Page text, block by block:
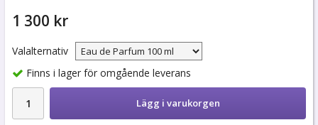
1 300 kr
Valalternativ
Finns i lager för omgående leverans
Lägg i varukorgen